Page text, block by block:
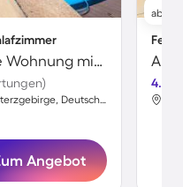
Voll ausgestattete schöne Wohnung mit Grill, Terrasse und Sauna | Gartenblick
Tharandt, Sächsische Schweiz-Osterzgebirge, Deutschland
Angebot
ab
4.8